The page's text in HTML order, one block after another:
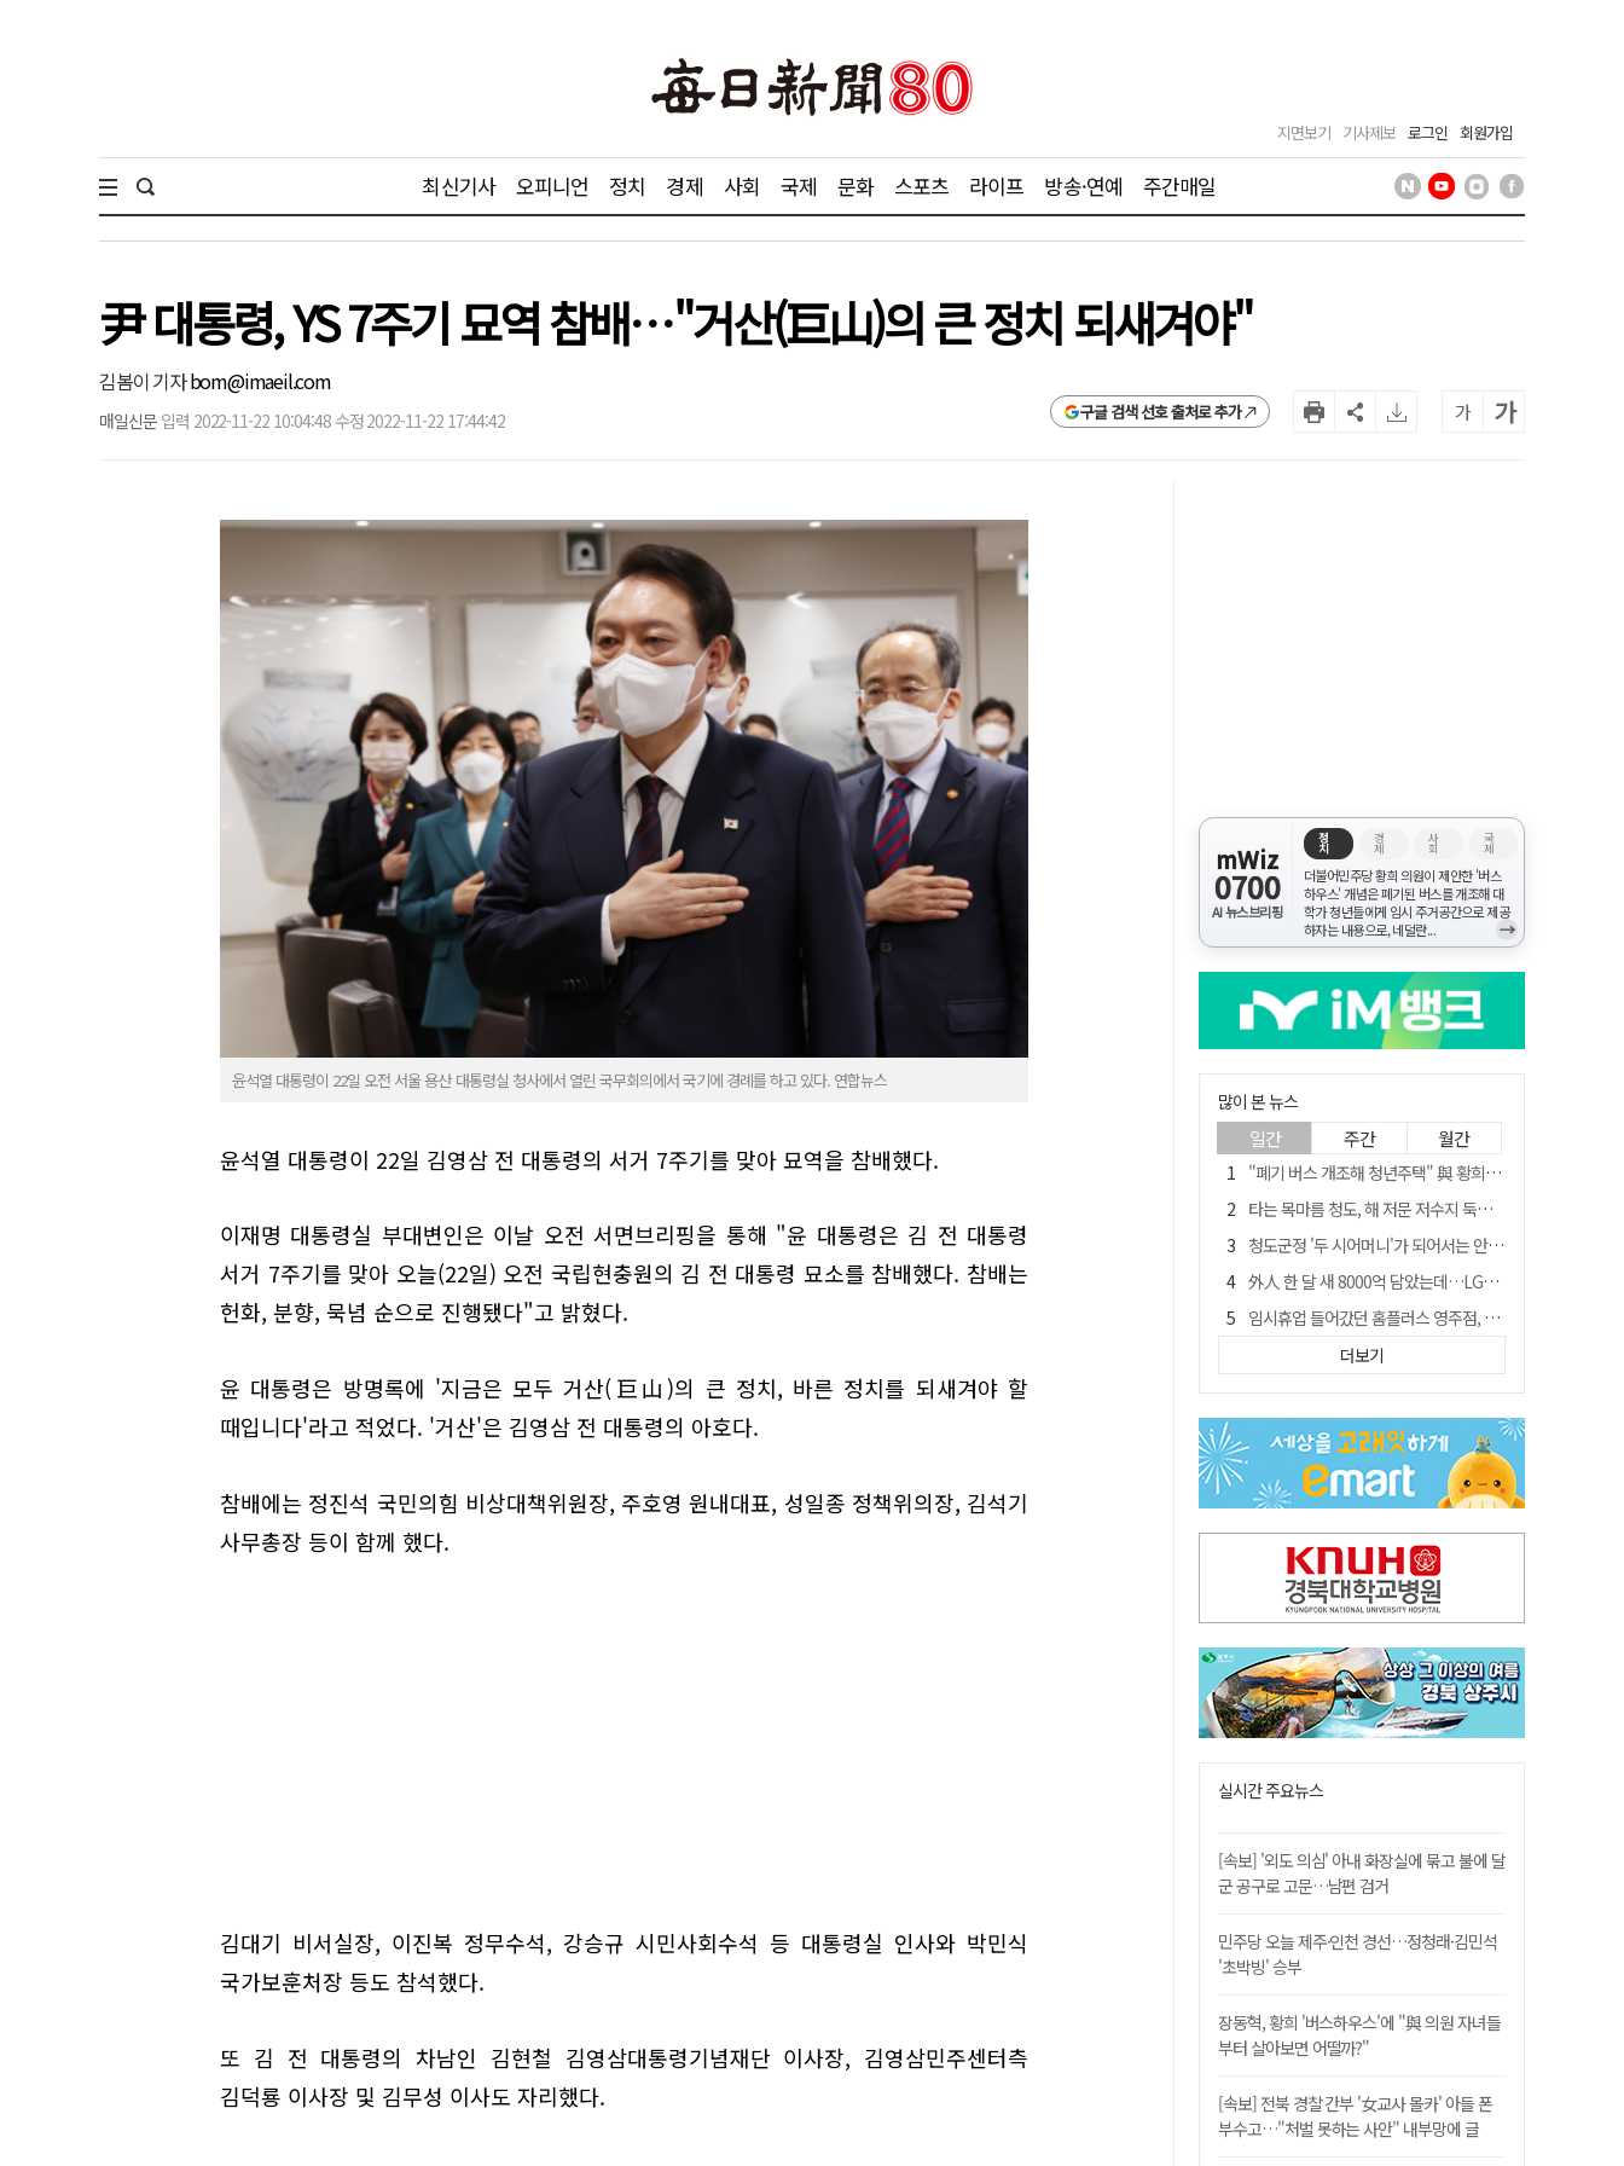
지면보기 기사제보 로그인 회원가입
최신기사 오피니언 정치 경제 사회 국제 문화 스포츠 라이프 방송·연예 주간매일
尹 대통령, YS 7주기 묘역 참배…"거산(巨山)의 큰 정치 되새겨야"
김봄이 기자bom@imaeil.com
매일신문 입력 2022-11-22 10:04:48 수정 2022-11-22 17:44:42 구글 검색 선호 출처로 추가 가 가
윤석열 대통령이 22일 오전 서울 용산 대통령실 청사에서 열린 국무회의에서 국기에 경례를 하고 있다. 연합뉴스
윤석열 대통령이 22일 김영삼 전 대통령의 서거 7주기를 맞아 묘역을 참배했다.
이재명 대통령실 부대변인은 이날 오전 서면브리핑을 통해 "윤 대통령은 김 전 대통령
서거 7주기를 맞아 오늘(22일) 오전 국립현충원의 김 전 대통령 묘소를 참배했다. 참배는
헌화, 분향, 묵념 순으로 진행됐다"고 밝혔다.
윤 대통령은 방명록에 '지금은 모두 거산(巨山)의 큰 정치, 바른 정치를 되새겨야 할
때입니다'라고 적었다. '거산'은 김영삼 전 대통령의 아호다.
참배에는 정진석 국민의힘 비상대책위원장, 주호영 원내대표, 성일종 정책위의장, 김석기
사무총장 등이 함께 했다.
김대기 비서실장, 이진복 정무수석, 강승규 시민사회수석 등 대통령실 인사와 박민식
국가보훈처장 등도 참석했다.
또 김 전 대통령의 차남인 김현철 김영삼대통령기념재단 이사장, 김영삼민주센터측
김덕룡 이사장 및 김무성 이사도 자리했다.
mWiz
0700
AI 뉴스브리핑
정
치
경
제
사
회
국
제
더불어민주당 황희 의원이 제안한 '버스
하우스' 개념은 폐기된 버스를 개조해 대
학가 청년들에게 임시 주거공간으로 제공
하자는 내용으로, 네덜란...
→
많이 본 뉴스
일간 주간 월간
"폐기 버스 개조해 청년주택" 與 황희…'딸 학비는 年 4200만원'
타는 목마름 청도, 해 저문 저수지 둑에 군수가 서 있었다
청도군정 '두 시어머니'가 되어서는 안된다
外人 한 달 새 8000억 담았는데…LG이노텍 목표주가는 왜 엇갈릴까
임시휴업 들어갔던 홈플러스 영주점, 7일 영업 재개…지하 1층만 운영
신세계사이먼, 대구 아울렛 토지매매 계약 체결… 사업 본궤도
이의준 전 경북도 새마을봉사과장, 제28대 울릉군 부군수 취임
"상법개정해도 주주가 '봉'"…하이닉스 솔리다임 상장설에 술렁[개미와글와글]
전북 경찰 간부 '女교사 몰카' 아들 폰 부수고…"처벌 못하는 사안" 내부망에 글
더보기
실시간 주요뉴스
[속보] '외도 의심' 아내 화장실에 묶고 불에 달
군 공구로 고문…남편 검거
민주당 오늘 제주·인천 경선…정청래·김민석
'초박빙' 승부
장동혁, 황희 '버스하우스'에 "與 의원 자녀들
부터 살아보면 어떨까?"
[속보] 전북 경찰 간부 '女교사 몰카' 아들 폰
부수고…"처벌 못하는 사안" 내부망에 글